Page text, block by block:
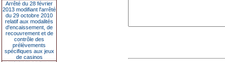
Arrêté du 28 février
2013 modifiant l'arrêté
du 29 octobre 2010
relatif aux modalités
d'encaissement, de
recouvrement et de
contrôle des
prélèvements
spécifiques aux jeux
de casinos